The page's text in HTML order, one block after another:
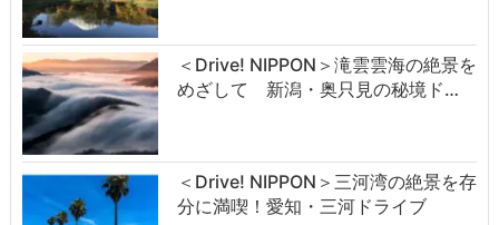
＜Drive! NIPPON＞滝雲雲海の絶景を
めざして 新潟・奥只見の秘境ド…
＜Drive! NIPPON＞三河湾の絶景を存
分に満喫！愛知・三河ドライブ